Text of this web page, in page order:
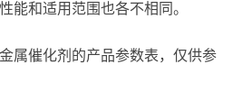
能和适用范围也各不相同。
属催化剂的产品参数表，仅供参